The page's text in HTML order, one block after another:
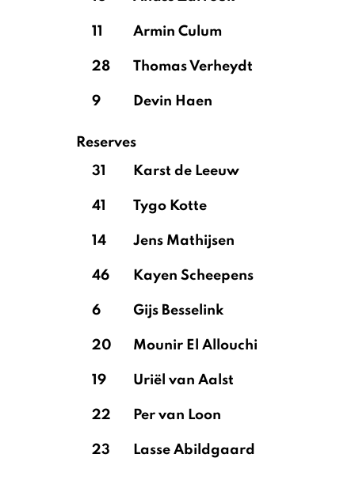
11 Armin Culum
28 Thomas Verheydt
9 Devin Haen
Reserves
31
Karst de Leeuw
41 Tygo Kotte
14 Jens Mathijsen
46 Kayen Scheepens
6 Gijs Besselink
20 Mounir El Allouchi
19 Uriël van Aalst
22 Per van Loon
23 Lasse Abildgaard